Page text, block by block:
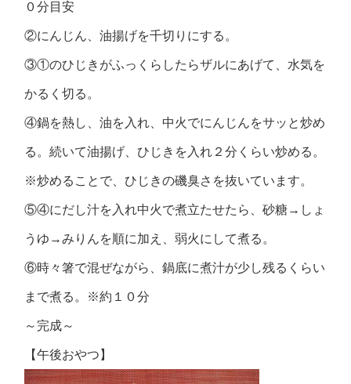
０分目安
②にんじん、油揚げを千切りにする。
③①のひじきがふっくらしたらザルにあげて、水気を
かるく切る。
④鍋を熱し、油を入れ、中火でにんじんをサッと炒め
る。続いて油揚げ、ひじきを入れ２分くらい炒める。
※炒めることで、ひじきの磯臭さを抜いています。
⑤④にだし汁を入れ中火で煮立たせたら、砂糖→しょ
うゆ→みりんを順に加え、弱火にして煮る。
⑥時々箸で混ぜながら、鍋底に煮汁が少し残るくらい
まで煮る。※約１０分
～完成～
【午後おやつ】